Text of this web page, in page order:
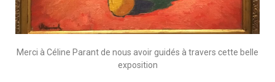
Merci à Céline Parant de nous avoir guidés à travers cette belle
exposition